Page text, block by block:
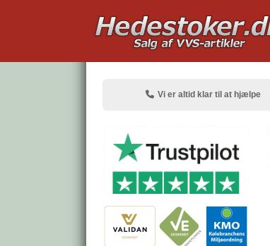
Vi er altid klar til at hjælpe